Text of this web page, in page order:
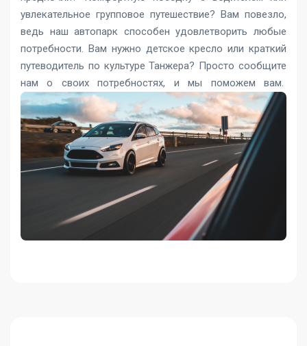
увлекательное групповое путешествие? Вам повезло,
ведь наш автопарк способен удовлетворить любые
потребности. Вам нужно детское кресло или краткий
путеводитель по культуре Танжера? Просто сообщите
нам о своих потребностях, и мы поможем вам.